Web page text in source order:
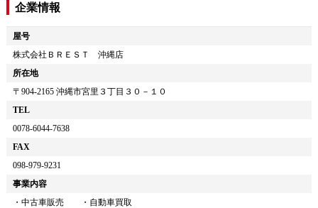
企業情報
屋号
株式会社ＢＲＥＳＴ 沖縄店
所在地
〒 904-2165 沖縄市宮里３丁目３０－１０
TEL
0078-6044-7638
FAX
098-979-9231
事業内容
・中古車販売 ・自動車買取